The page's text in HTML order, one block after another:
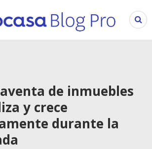
de inmuebles
y crece
durante la